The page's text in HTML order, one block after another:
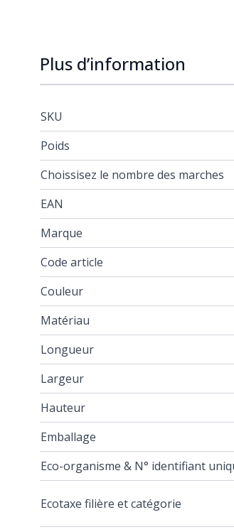
Plus d’information
SKU
Poids
Choissisez le nombre des marches
EAN
Marque
Code article
Couleur
Matériau
Longueur
Largeur
Hauteur
Emballage
Eco-organisme & N° identifiant
Ecotaxe filière et catégorie